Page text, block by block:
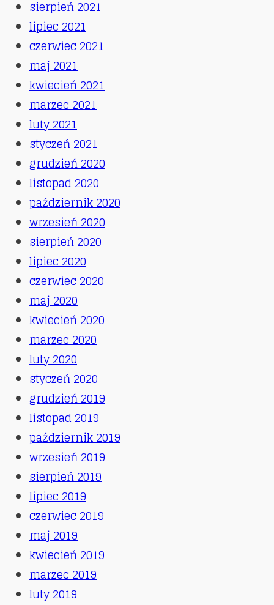
sierpień 2021
lipiec 2021
czerwiec 2021
maj 2021
kwiecień 2021
marzec 2021
luty 2021
styczeń 2021
grudzień 2020
listopad 2020
październik 2020
wrzesień 2020
sierpień 2020
lipiec 2020
czerwiec 2020
maj 2020
kwiecień 2020
marzec 2020
luty 2020
styczeń 2020
grudzień 2019
listopad 2019
październik 2019
wrzesień 2019
sierpień 2019
lipiec 2019
czerwiec 2019
maj 2019
kwiecień 2019
marzec 2019
luty 2019